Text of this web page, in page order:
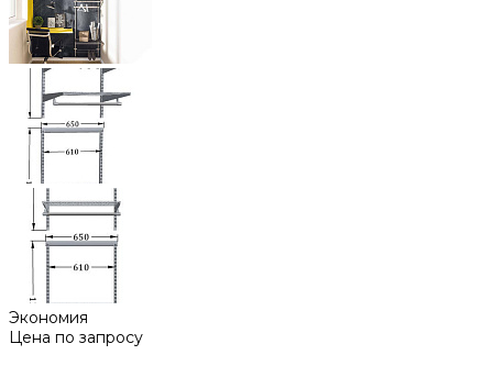
Экономия
Цена по запросу